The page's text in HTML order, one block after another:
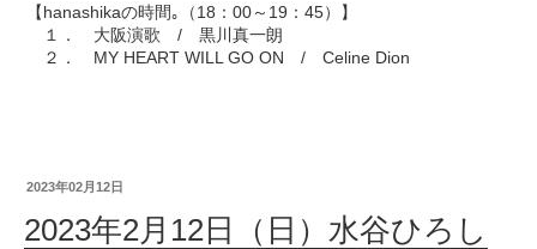
【hanashikaの時間｡（18：00～19：45）】
１． 大阪演歌 / 黒川真一朗
２． MY HEART WILL GO ON / Celine Dion
2023年02月12日
2023年2月12日（日）水谷ひろし